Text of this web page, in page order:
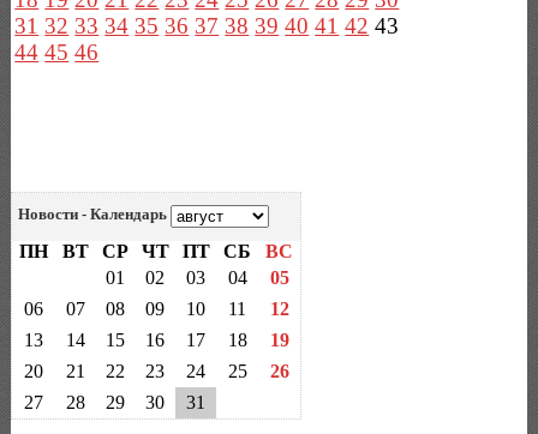
31 32 33 34 35 36 37 38 39 40 41 42 43
44 45 46
Новости - Календарь
ПН ВТ СР ЧТ ПТ СБ
ВС
01
02 03 04
05
06
07 08 09 10 11
12
13
14 15 16 17 18
19
20
21 22 23 24 25
26
27
28 29 30 31